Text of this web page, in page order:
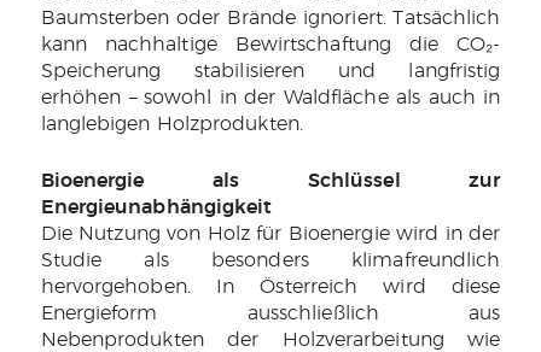
Baumsterben oder Brände ignoriert. Tatsächlich
kann nachhaltige Bewirtschaftung die CO₂-
Speicherung stabilisieren und langfristig
erhöhen – sowohl in der Waldfläche als auch in
langlebigen Holzprodukten.
Bioenergie als Schlüssel zur
Energieunabhängigkeit
Die Nutzung von Holz für Bioenergie wird in der
Studie als besonders klimafreundlich
hervorgehoben. In Österreich wird diese
Energieform ausschließlich aus
Nebenprodukten der Holzverarbeitung wie